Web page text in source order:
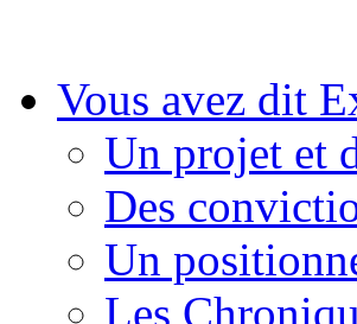
Vous avez dit
Un projet et
Des
Un
Les